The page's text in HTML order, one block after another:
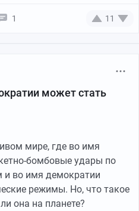
1 11
может стать
мире, где во имя
бомбовые удары по
и во имя демократии
режимы. Но, что такое
она на планете?